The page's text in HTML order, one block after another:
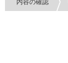
内容の確認